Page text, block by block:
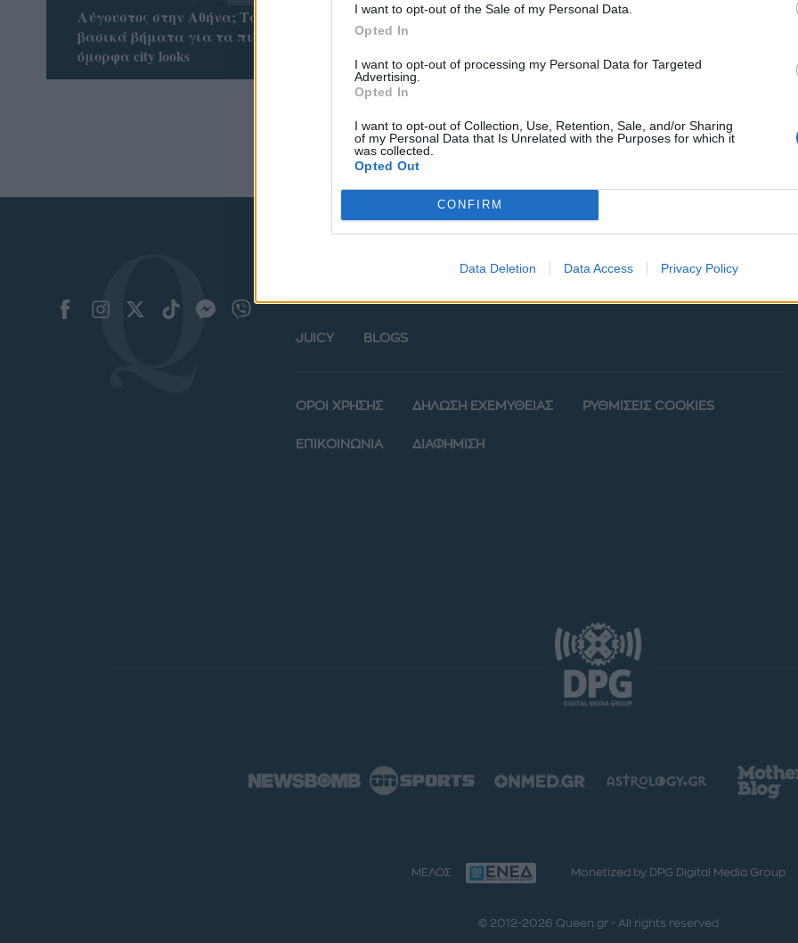
I want to opt-out of the Sale of my Personal Data.
Opted In
I want to opt-out of processing my Personal Data for Targeted
Advertising.
Opted In
I want to opt-out of Collection, Use, Retention, Sale, and/or Sharing
of my Personal Data that Is Unrelated with the Purposes for which it
was collected.
Opted Out
CONFIRM
Data Deletion Data Access Privacy Policy
Αύγουστος στην Αθήνα; Τα
βασικά βήματα για τα πιο
όμορφα city looks
ΜΟΔΑ ΟΜΟΡΦΙΑ POWER TO INSPIRE WELL BEING ΣΠΙΤΙ
JUICY BLOGS
ΟΡΟΙ ΧΡΗΣΗΣ ΔΗΛΩΣΗ ΕΧΕΜΥΘΕΙΑΣ ΡΥΘΜΙΣΕΙΣ COOKIES
ΕΠΙΚΟΙΝΩΝΙΑ ΔΙΑΦΗΜΙΣΗ
ΜΕΛΟΣ Monetized by DPG Digital Media Group
© 2012-2026 Queen.gr - All rights reserved